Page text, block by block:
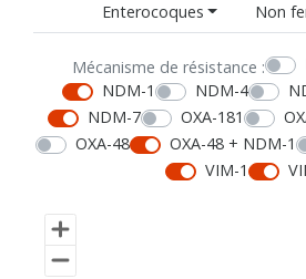
Enterocoques
Non
Mécanisme de résistance :
NDM-1
NDM-4
NDM-7
OXA-181
OXA-48
OXA-48 + NDM-1
VIM-1